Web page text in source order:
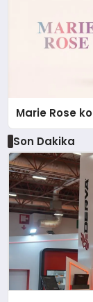
Marie Rose
Son Dakika